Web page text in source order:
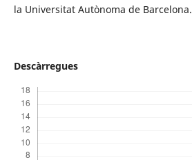
la Universitat Autònoma de Barcelona.
Descàrregues